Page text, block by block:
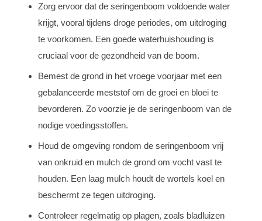
Zorg ervoor dat de seringenboom voldoende water
krijgt, vooral tijdens droge periodes, om uitdroging
te voorkomen. Een goede waterhuishouding is
cruciaal voor de gezondheid van de boom.
Bemest de grond in het vroege voorjaar met een
gebalanceerde meststof om de groei en bloei te
bevorderen. Zo voorzie je de seringenboom van de
nodige voedingsstoffen.
Houd de omgeving rondom de seringenboom vrij
van onkruid en mulch de grond om vocht vast te
houden. Een laag mulch houdt de wortels koel en
beschermt ze tegen uitdroging.
Controleer regelmatig op plagen, zoals bladluizen